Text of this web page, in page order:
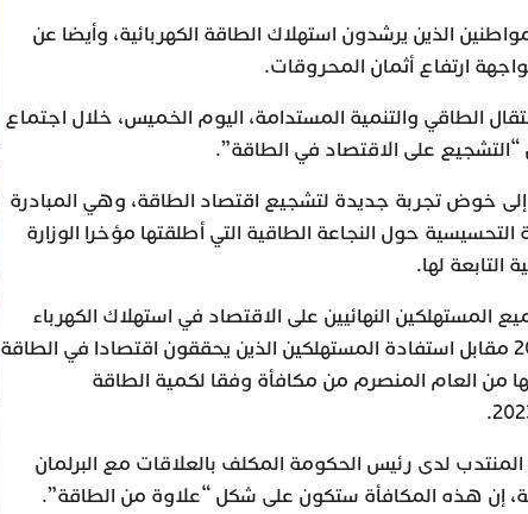
الذين يرشدون استهلاك الطاقة الكهربائية، وأيضا عن
ارتفاع أثمان المحروقات.
الطاقي والتنمية المستدامة، اليوم الخميس، خلال اجتماع
على الاقتصاد في الطاقة”.
إلى خوض تجربة جديدة لتشجيع اقتصاد الطاقة، وهي المبادرة
حول النجاعة الطاقية التي أطلقتها مؤخرا الوزارة
لها.
المستهلكين النهائيين على الاقتصاد في استهلاك الكهرباء
خلال شهري نونبر ودجنبر 2022 مقابل استفادة المستهلكين الذين يحققون اقتصادا في الطاقة
من العام المنصرم من مكافأة وفقا لكمية الطاقة
لدى رئيس الحكومة المكلف بالعلاقات مع البرلمان
إن هذه المكافأة ستكون على شكل “علاوة من الطاقة”.